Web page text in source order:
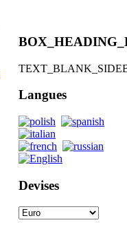
Langues
Devises